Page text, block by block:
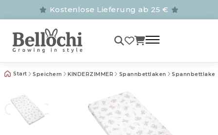
Kostenlose Lieferung ab 25 €
Start Speichern KINDERZIMMER Spannbettlaken